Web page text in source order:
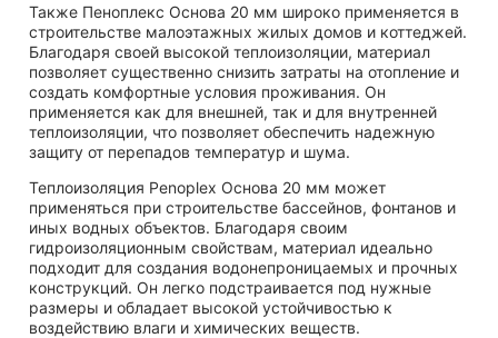
Также Пеноплекс Основа 20 мм широко применяется в
строительстве малоэтажных жилых домов и коттеджей.
Благодаря своей высокой теплоизоляции, материал
позволяет существенно снизить затраты на отопление и
создать комфортные условия проживания. Он
применяется как для внешней, так и для внутренней
теплоизоляции, что позволяет обеспечить надежную
защиту от перепадов температур и шума.
Теплоизоляция Penoplex Основа 20 мм может
применяться при строительстве бассейнов, фонтанов и
иных водных объектов. Благодаря своим
гидроизоляционным свойствам, материал идеально
подходит для создания водонепроницаемых и прочных
конструкций. Он легко подстраивается под нужные
размеры и обладает высокой устойчивостью к
воздействию влаги и химических веществ.